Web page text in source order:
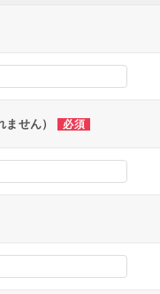
ません） 必須